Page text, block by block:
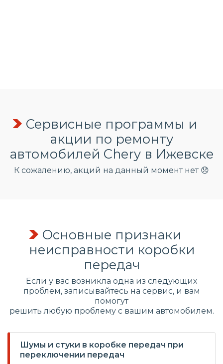
Сервисные программы и
акции по ремонту
автомобилей Chery в Ижевске
К сожалению, акций на данный момент нет 😞
Основные признаки
неисправности коробки
передач
Если у вас возникла одна из следующих
проблем, записывайтесь на сервис, и вам
помогут
решить любую проблему с вашим автомобилем.
Шумы и стуки в коробке передач при
переключении передач